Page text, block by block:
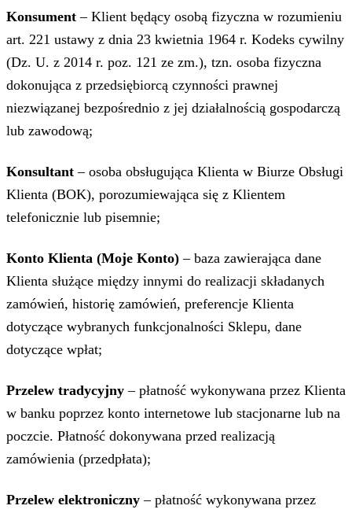
Konsument – Klient będący osobą fizyczna w rozumieniu
art. 221 ustawy z dnia 23 kwietnia 1964 r. Kodeks cywilny
(Dz. U. z 2014 r. poz. 121 ze zm.), tzn. osoba fizyczna
dokonująca z przedsiębiorcą czynności prawnej
niezwiązanej bezpośrednio z jej działalnością gospodarczą
lub zawodową;
Konsultant – osoba obsługująca Klienta w Biurze Obsługi
Klienta (BOK), porozumiewająca się z Klientem
telefonicznie lub pisemnie;
Konto Klienta (Moje Konto) – baza zawierająca dane
Klienta służące między innymi do realizacji składanych
zamówień, historię zamówień, preferencje Klienta
dotyczące wybranych funkcjonalności Sklepu, dane
dotyczące wpłat;
Przelew tradycyjny – płatność wykonywana przez Klienta
w banku poprzez konto internetowe lub stacjonarne lub na
poczcie. Płatność dokonywana przed realizacją
zamówienia (przedpłata);
Przelew elektroniczny – płatność wykonywana przez